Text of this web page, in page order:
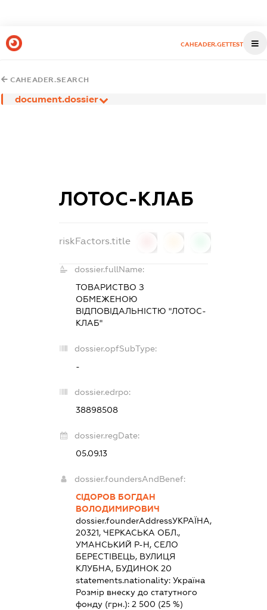
CAHEADER.GETTEST
CAHEADER.SEARCH
document.dossier
ЛОТОС-КЛАБ
riskFactors.title
dossier.fullName:
ТОВАРИСТВО З
ОБМЕЖЕНОЮ
ВІДПОВІДАЛЬНІСТЮ "ЛОТОС-
КЛАБ"
dossier.opfSubType:
-
dossier.edrpo:
38898508
dossier.regDate:
05.09.13
dossier.foundersAndBenef:
СІДОРОВ БОГДАН
ВОЛОДИМИРОВИЧ
dossier.founderAddressУКРАЇНА,
20321, ЧЕРКАСЬКА ОБЛ.,
УМАНСЬКИЙ Р-Н, СЕЛО
БЕРЕСТІВЕЦЬ, ВУЛИЦЯ
КЛУБНА, БУДИНОК 20
statements.nationality: Україна
Розмір внеску до статутного
фонду (грн.): 2 500 (25 %)